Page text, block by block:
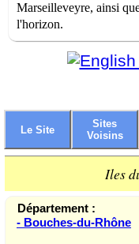
Marseilleveyre, ainsi
l'horizon.
Le Site
Sites
Voisins
Iles
Département :
- Bouches-du-Rhône